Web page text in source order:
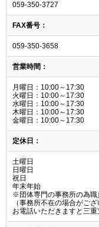
059-350-3727
FAX番号：
059-350-3658
営業時間：
月曜日：10:00～17:30
火曜日：10:00～17:30
水曜日：10:00～17:30
木曜日：10:00～17:30
金曜日：10:00～17:30
定休日：
土曜日
日曜日
祝日
年末年始
※団体専門の事務所の為職
（事務所不在の場合がござ
お電話いただきますと三